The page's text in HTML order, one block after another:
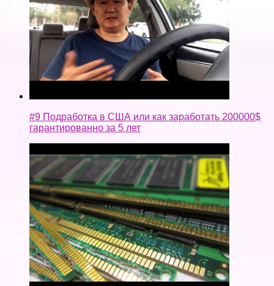
#9 Подработка в США или как заработать 200000$
гарантированно за 5 лет